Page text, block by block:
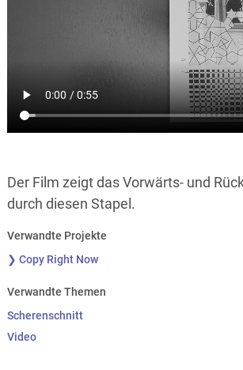
Der Film zeigt das Vorwärts- und
durch diesen Stapel.
Verwandte Projekte
❯ Copy Right Now
Verwandte Themen
Scherenschnitt
Video